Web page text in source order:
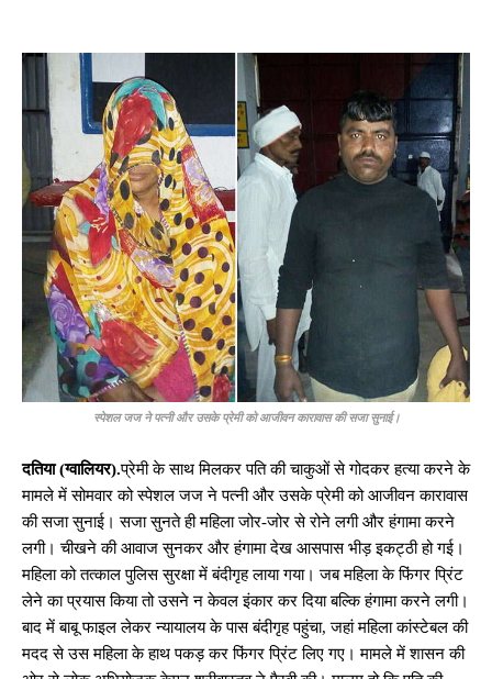
स्पेशल जज ने पत्नी और उसके प्रेमी को आजीवन कारावास की सजा सुनाई।
दतिया (ग्वालियर).प्रेमी के साथ मिलकर पति की चाकुओं से गोदकर हत्या करने के
मामले में सोमवार को स्पेशल जज ने पत्नी और उसके प्रेमी को आजीवन कारावास
की सजा सुनाई। सजा सुनते ही महिला जोर-जोर से रोने लगी और हंगामा करने
लगी। चीखने की आवाज सुनकर और हंगामा देख आसपास भीड़ इकट्ठी हो गई।
महिला को तत्काल पुलिस सुरक्षा में बंदीगृह लाया गया। जब महिला के फिंगर प्रिंट
लेने का प्रयास किया तो उसने न केवल इंकार कर दिया बल्कि हंगामा करने लगी।
बाद में बाबू फाइल लेकर न्यायालय के पास बंदीगृह पहुंचा, जहां महिला कांस्टेबल की
मदद से उस महिला के हाथ पकड़ कर फिंगर प्रिंट लिए गए। मामले में शासन की